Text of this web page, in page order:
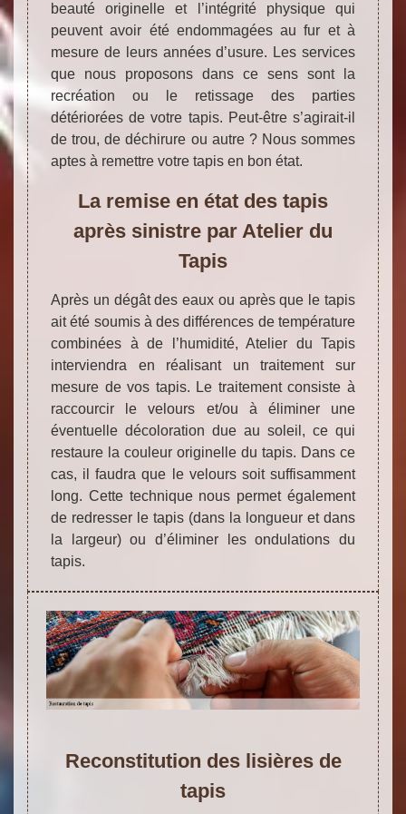
beauté originelle et l’intégrité physique qui
peuvent avoir été endommagées au fur et à
mesure de leurs années d’usure. Les services
que nous proposons dans ce sens sont la
recréation ou le retissage des parties
détériorées de votre tapis. Peut-être s’agirait-il
de trou, de déchirure ou autre ? Nous sommes
aptes à remettre votre tapis en bon état.
La remise en état des tapis
après sinistre par Atelier du
Tapis
Après un dégât des eaux ou après que le tapis
ait été soumis à des différences de température
combinées à de l’humidité, Atelier du Tapis
interviendra en réalisant un traitement sur
mesure de vos tapis. Le traitement consiste à
raccourcir le velours et/ou à éliminer une
éventuelle décoloration due au soleil, ce qui
restaure la couleur originelle du tapis. Dans ce
cas, il faudra que le velours soit suffisamment
long. Cette technique nous permet également
de redresser le tapis (dans la longueur et dans
la largeur) ou d’éliminer les ondulations du
tapis.
Reconstitution des lisières de
tapis